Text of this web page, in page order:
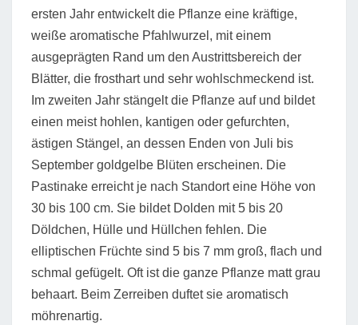
ersten Jahr entwickelt die Pflanze eine kräftige,
weiße aromatische Pfahlwurzel, mit einem
ausgeprägten Rand um den Austrittsbereich der
Blätter, die frosthart und sehr wohlschmeckend ist.
Im zweiten Jahr stängelt die Pflanze auf und bildet
einen meist hohlen, kantigen oder gefurchten,
ästigen Stängel, an dessen Enden von Juli bis
September goldgelbe Blüten erscheinen. Die
Pastinake erreicht je nach Standort eine Höhe von
30 bis 100 cm. Sie bildet Dolden mit 5 bis 20
Döldchen, Hülle und Hüllchen fehlen. Die
elliptischen Früchte sind 5 bis 7 mm groß, flach und
schmal gefügelt. Oft ist die ganze Pflanze matt grau
behaart. Beim Zerreiben duftet sie aromatisch
möhrenartig.